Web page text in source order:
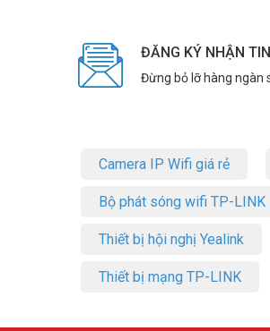
ĐĂNG KÝ NHẬN
Đừng bỏ lỡ hàng ngàn
Camera IP Wifi giá rẻ
Bộ phát sóng wifi TP-LINK
Thiết bị hội nghị Yealink
Thiết bị mạng TP-LINK